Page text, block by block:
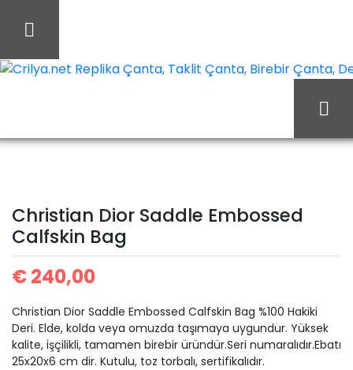
Christian
Calfskin Bag
Christian Dior Saddle Embossed
Calfskin Bag
€240,00
Christian Dior Saddle Embossed Calfskin Bag %100 Hakiki
Deri. Elde, kolda veya omuzda taşımaya uygundur. Yüksek
kalite, işçilikli, tamamen birebir üründür.Seri numaralıdır.Ebatı
25x20x6 cm dir. Kutulu, toz torbalı, sertifikalıdır.